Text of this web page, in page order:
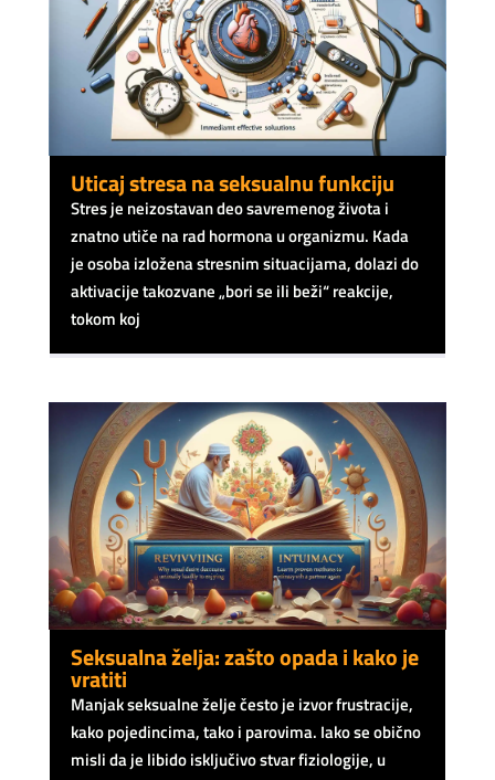
Uticaj stresa na seksualnu funkciju
Stres je neizostavan deo savremenog života i
znatno utiče na rad hormona u organizmu. Kada
je osoba izložena stresnim situacijama, dolazi do
aktivacije takozvane „bori se ili beži“ reakcije,
tokom koj
Seksualna želja: zašto opada i kako je
vratiti
Manjak seksualne želje često je izvor frustracije,
kako pojedincima, tako i parovima. Iako se obično
misli da je libido isključivo stvar fiziologije, u